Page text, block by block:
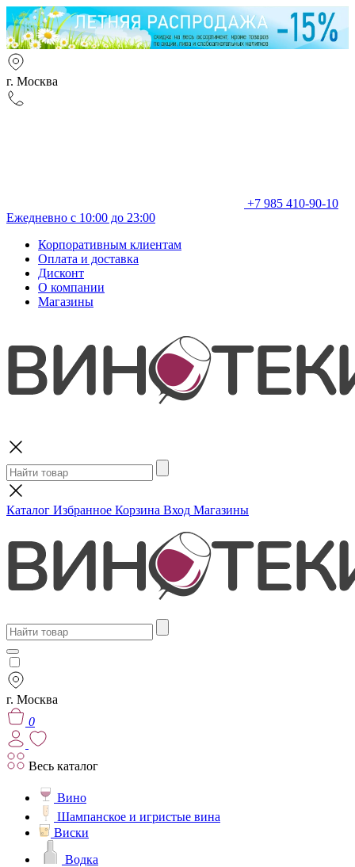
г. Москва
+7 985 410-90-10
Ежедневно с 10:00 до 23:00
Корпоративным клиентам
Оплата и доставка
Дисконт
О компании
Магазины
Каталог Избранное Корзина Вход Магазины
г. Москва
0
Весь каталог
Вино
Шампанское и игристые вина
Виски
Водка